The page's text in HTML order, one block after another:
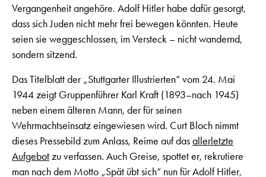
Vergangenheit angehöre. Adolf Hitler habe dafür gesorgt,
dass sich Juden nicht mehr frei bewegen könnten. Heute
seien sie weggeschlossen, im Versteck – nicht wandernd,
sondern sitzend.
Das Titelblatt der „Stuttgarter Illustrierten“ vom 24. Mai
1944 zeigt Gruppenführer Karl Kraft (1893–nach 1945)
neben einem älteren Mann, der für seinen
Wehrmachtseinsatz eingewiesen wird. Curt Bloch nimmt
dieses Pressebild zum Anlass, Reime auf dasallerletzte
Aufgebotzu verfassen. Auch Greise, spottet er, rekrutiere
man nach dem Motto „Spät übt sich“ nun für Adolf Hitler,